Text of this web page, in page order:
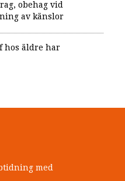
obehag vid
av känslor
hos äldre har
med